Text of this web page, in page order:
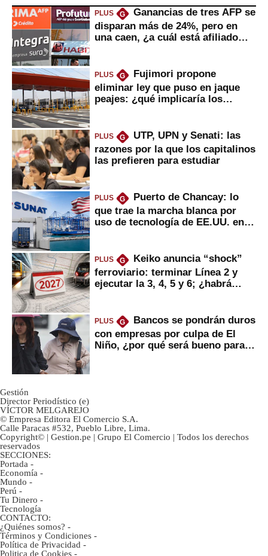
PLUS G
Ganancias de tres AFP se
disparan más de 24%, pero en
una caen, ¿a cuál está afiliado
PLUS G
Fujimori propone
eliminar ley que puso en jaque
peajes: ¿qué implicaría los
PLUS G
UTP, UPN y Senati: las
razones por la que los capitalinos
las prefieren para estudiar
PLUS G
Puerto de Chancay: lo
que trae la marcha blanca por
uso de tecnología de EE.UU. en
PLUS G
Keiko anuncia “shock”
ferroviario: terminar Línea 2 y
ejecutar la 3, 4, 5 y 6; ¿habrá
PLUS G
Bancos se pondrán duros
con empresas por culpa de El
Niño, ¿por qué será bueno para
Gestión
Director Periodístico (e)
VÍCTOR MELGAREJO
© Empresa Editora El Comercio S.A.
Calle Paracas #532, Pueblo Libre, Lima.
Copyright© | Gestion.pe | Grupo El Comercio | Todos los derechos
reservados
SECCIONES:
Portada -
Economía -
Mundo -
Perú -
Tu Dinero -
Tecnología
CONTACTO:
¿Quiénes somos? -
Términos y Condiciones -
Política de Privacidad -
Politica de Cookies -